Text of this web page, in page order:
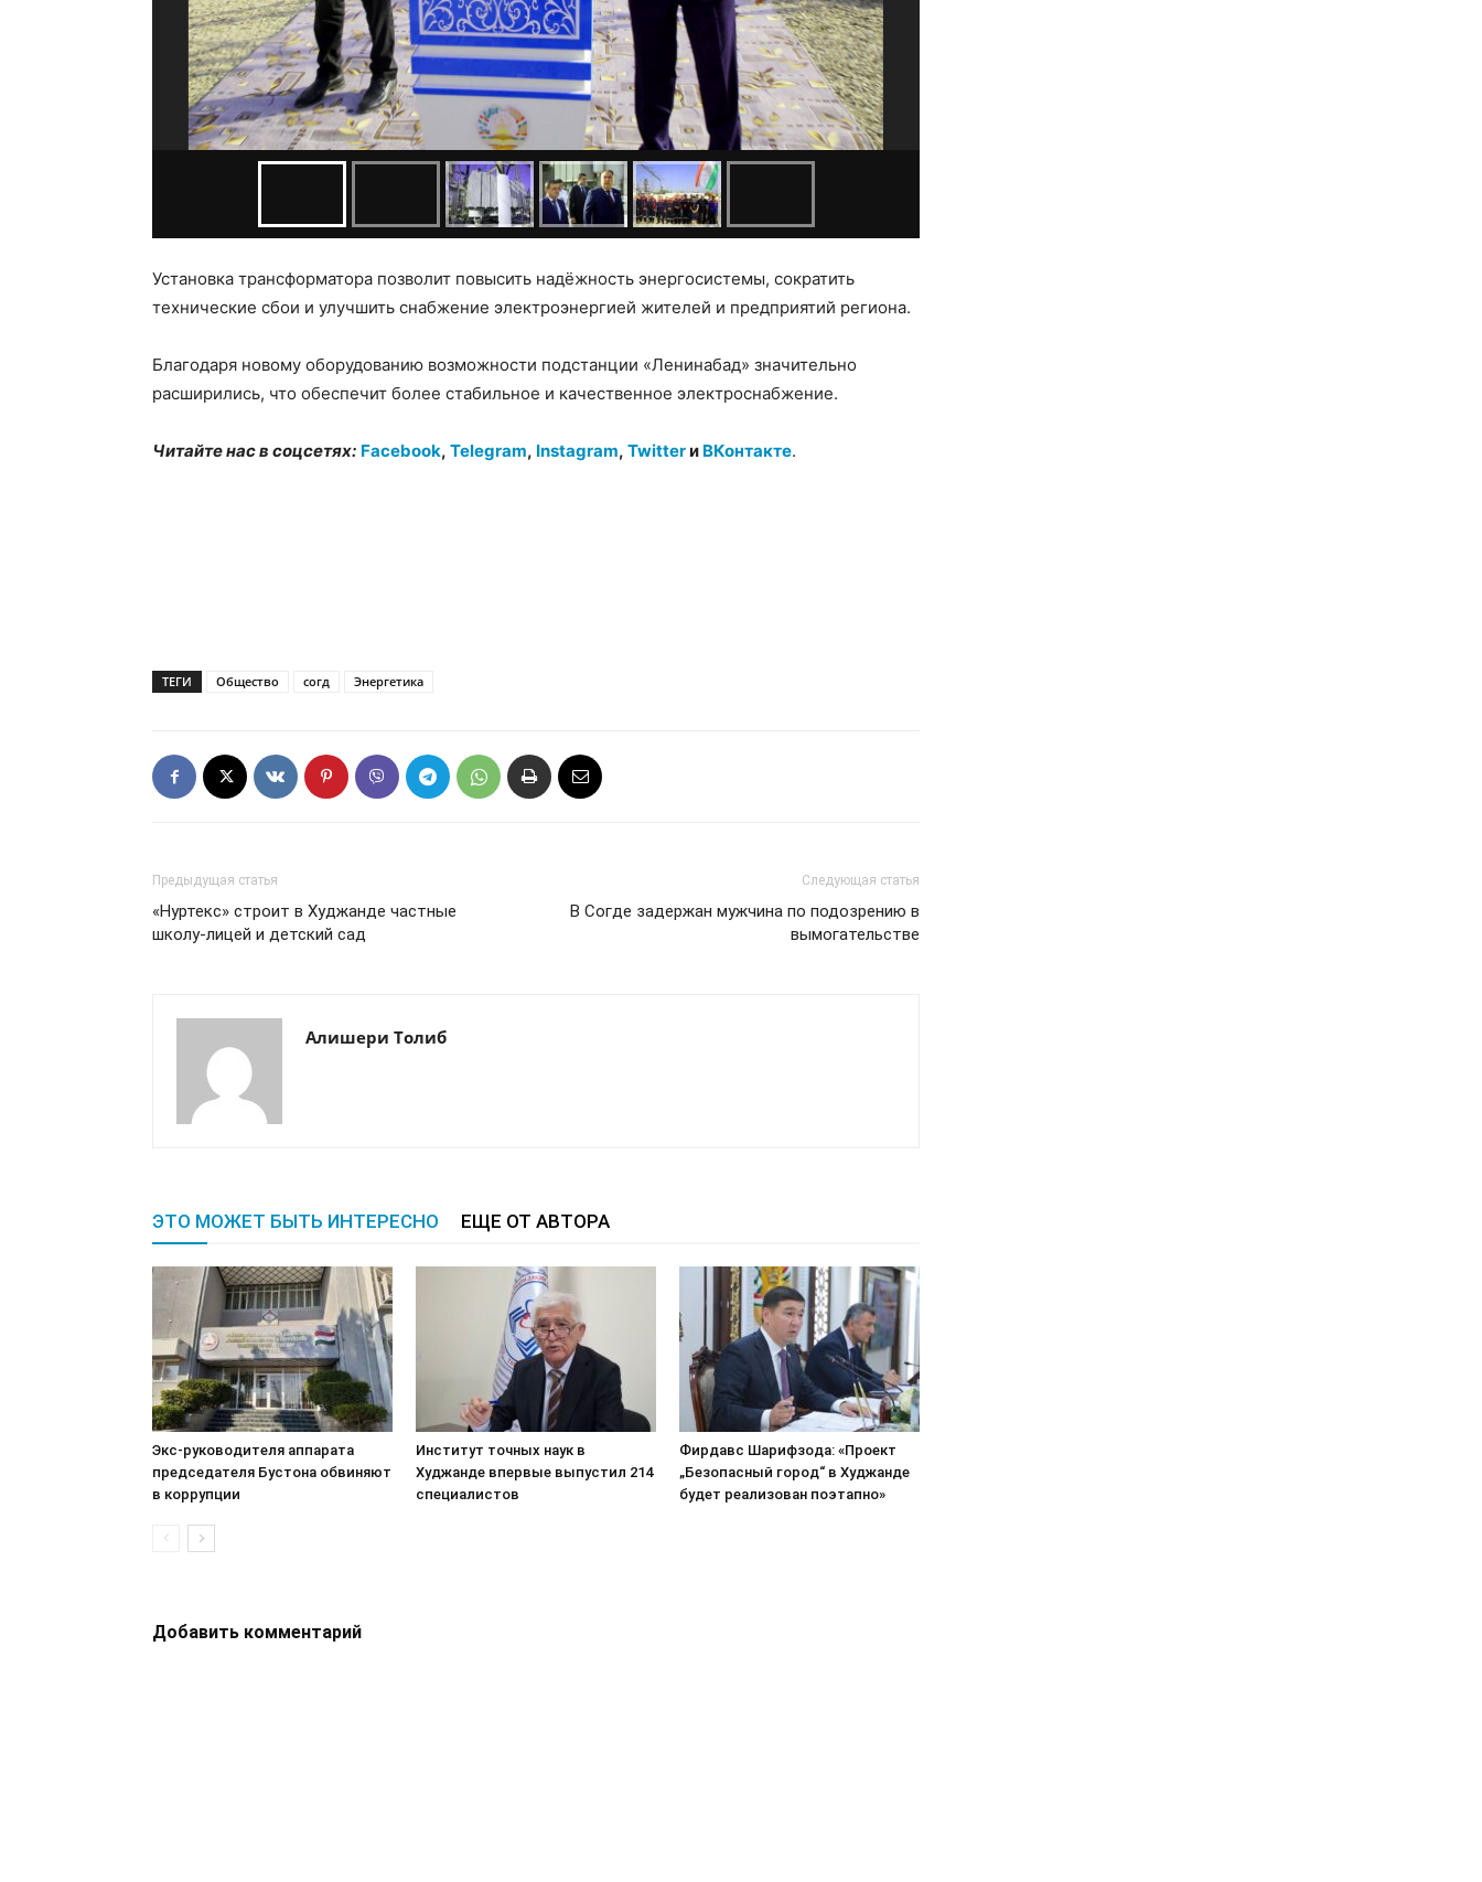
Установка трансформатора позволит повысить надёжность энергосистемы, сократить
технические сбои и улучшить снабжение электроэнергией жителей и предприятий региона.
Благодаря новому оборудованию возможности подстанции «Ленинабад» значительно
расширились, что обеспечит более стабильное и качественное электроснабжение.
Читайте нас в соцсетях: Facebook, Telegram, Instagram, Twitterи ВКонтакте.
ТЕГИ Общество согд Энергетика
Предыдущая статья
«Нуртекс» строит в Худжанде частные
школу-лицей и детский сад
Следующая статья
В Согде задержан мужчина по подозрению в
вымогательстве
Алишери Толиб
ЭТО МОЖЕТ БЫТЬ ИНТЕРЕСНО ЕЩЕ ОТ АВТОРА
Экс-руководителя аппарата
председателя Бустона обвиняют
в коррупции
Институт точных наук в
Худжанде впервые выпустил 214
специалистов
Фирдавс Шарифзода: «Проект
„Безопасный город“ в Худжанде
будет реализован поэтапно»
Добавить комментарий